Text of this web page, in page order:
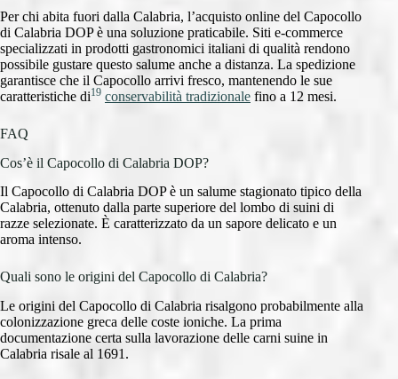
Per chi abita fuori dalla Calabria, l’acquisto online del Capocollo
di Calabria DOP è una soluzione praticabile. Siti e-commerce
specializzati in prodotti gastronomici italiani di qualità rendono
possibile gustare questo salume anche a distanza. La spedizione
garantisce che il Capocollo arrivi fresco, mantenendo le sue
caratteristiche di19 conservabilità tradizionale fino a 12 mesi.
FAQ
Cos’è il Capocollo di Calabria DOP?
Il Capocollo di Calabria DOP è un salume stagionato tipico della
Calabria, ottenuto dalla parte superiore del lombo di suini di
razze selezionate. È caratterizzato da un sapore delicato e un
aroma intenso.
Quali sono le origini del Capocollo di Calabria?
Le origini del Capocollo di Calabria risalgono probabilmente alla
colonizzazione greca delle coste ioniche. La prima
documentazione certa sulla lavorazione delle carni suine in
Calabria risale al 1691.